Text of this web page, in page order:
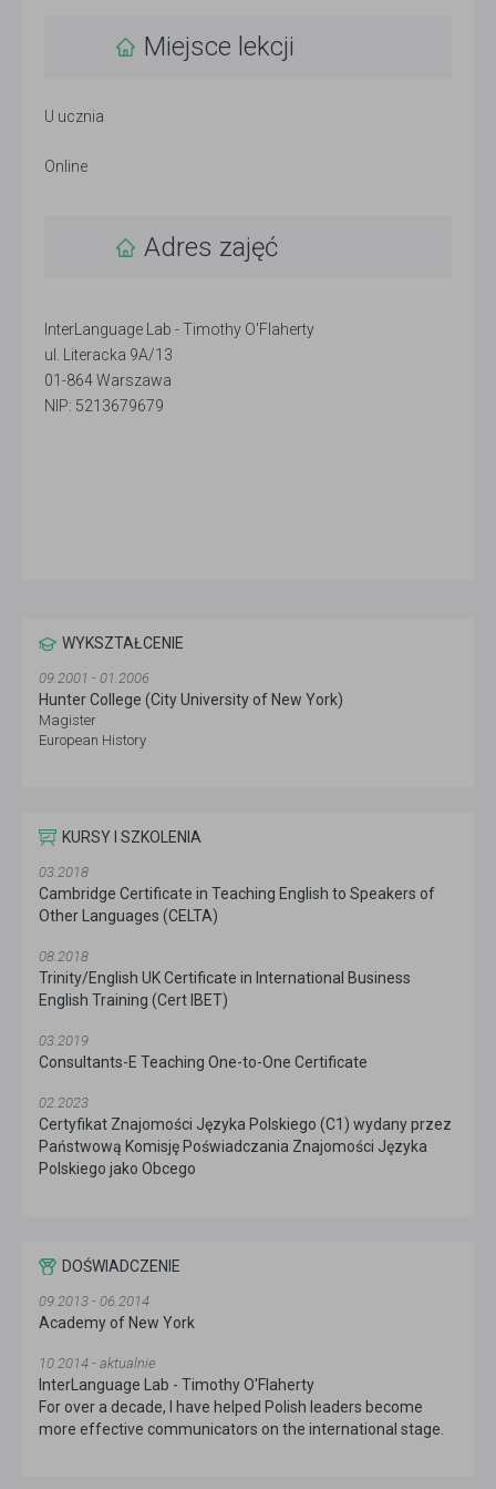
Miejsce lekcji
U ucznia
Online
Adres zajęć
InterLanguage Lab - Timothy O'Flaherty
ul. Literacka 9A/13
01-864 Warszawa
NIP: 5213679679
WYKSZTAŁCENIE
09.2001 - 01.2006
Hunter College (City University of New York)
Magister
European History
KURSY I SZKOLENIA
03.2018
Cambridge Certificate in Teaching English to Speakers of
Other Languages (CELTA)
08.2018
Trinity/English UK Certificate in International Business
English Training (Cert IBET)
03.2019
Consultants-E Teaching One-to-One Certificate
02.2023
Certyfikat Znajomości Języka Polskiego (C1) wydany przez
Państwową Komisję Poświadczania Znajomości Języka
Polskiego jako Obcego
DOŚWIADCZENIE
09.2013 - 06.2014
Academy of New York
10.2014 - aktualnie
InterLanguage Lab - Timothy O'Flaherty
For over a decade, I have helped Polish leaders become
more effective communicators on the international stage.